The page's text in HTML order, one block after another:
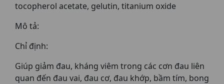
tocopherol acetate, gelutin, titanium oxide
Mô tả:
Chỉ định:
Giúp giảm đau, kháng viêm trong các cơn đau liên
quan đến đau vai, đau cơ, đau khớp, bầm tím, bong